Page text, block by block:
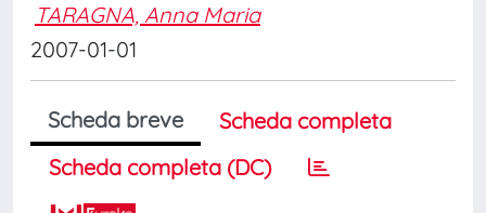
TARAGNA, Anna Maria
2007-01-01
Scheda breve
Scheda completa
Scheda completa (DC)